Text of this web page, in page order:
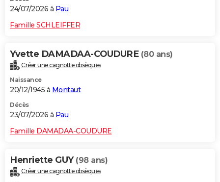
24/07/2026 à Pau
Famille SCHLEIFFER
Yvette DAMADAA-COUDURE (80 ans)
Créer une cagnotte obsèques
Naissance
20/12/1945 à Montaut
Décès
23/07/2026 à Pau
Famille DAMADAA-COUDURE
Henriette GUY (98 ans)
Créer une cagnotte obsèques